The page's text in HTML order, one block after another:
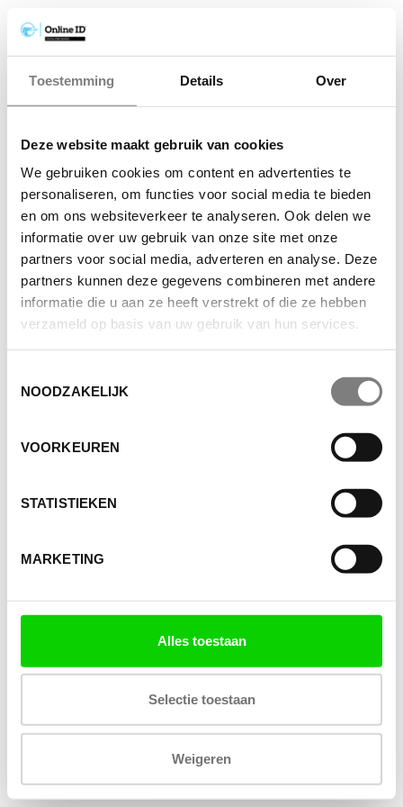
Toestemming Details Over
Deze website maakt gebruik van cookies
We gebruiken cookies om content en advertenties te
personaliseren, om functies voor social media te bieden
en om ons websiteverkeer te analyseren. Ook delen we
informatie over uw gebruik van onze site met onze
partners voor social media, adverteren en analyse. Deze
partners kunnen deze gegevens combineren met andere
informatie die u aan ze heeft verstrekt of die ze hebben
verzameld op basis van uw gebruik van hun services.
NOODZAKELIJK
VOORKEUREN
STATISTIEKEN
MARKETING
Alles toestaan
Selectie toestaan
Weigeren